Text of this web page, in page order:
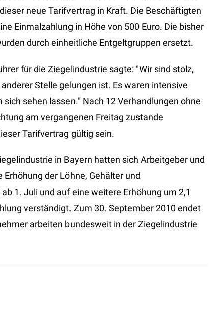
neue Tarifvertrag in Kraft. Die Beschäftigten
Einmalzahlung in Höhe von 500 Euro. Die bisher
durch einheitliche Entgeltgruppen ersetzt.
für die Ziegelindustrie sagte: "Wir sind stolz,
Stelle gelungen ist. Es waren intensive
sehen lassen." Nach 12 Verhandlungen ohne
am vergangenen Freitag zustande
Tarifvertrag gültig sein.
in Bayern hatten sich Arbeitgeber und
der Löhne, Gehälter und
1. Juli und auf eine weitere Erhöhung um 2,1
verständigt. Zum 30. September 2010 endet
arbeiten bundesweit in der Ziegelindustrie